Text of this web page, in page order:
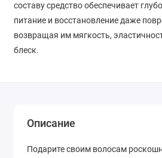
составу средство обеспечивает
питание и восстановление даже
возвращая им мягкость,
блеск.
Описание
Подарите своим волосам